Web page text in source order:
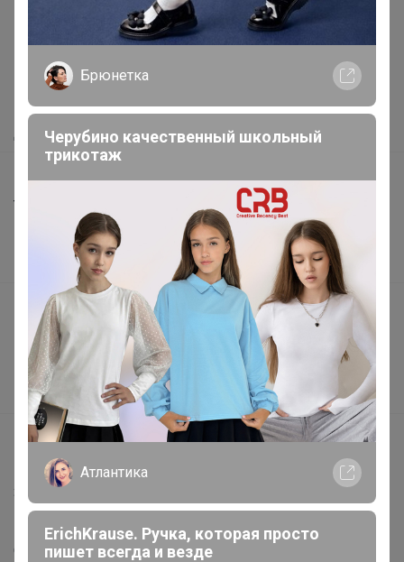
Как здесь все устроено?
Как сделать заказ?
Как получить?
Доставка
Шоурумы
Торговые марки
Наша команда
В наличии
Подарочные сертификаты
Реклама на сайте
Поставщикам
Вакансии
support@24-ok.ru
Написать в поддержку
Защита покупателя
Помощь
О нас
Брюнетка
Черубино качественный школьный
трикотаж
Атлантика
ErichKrause. Ручка, которая просто
пишет всегда и везде